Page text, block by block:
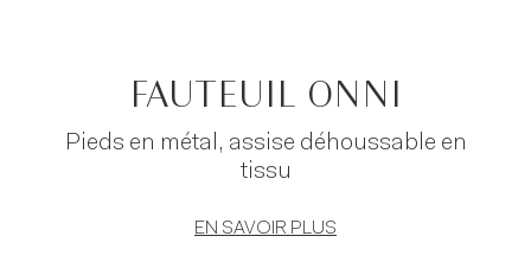
FAUTEUIL ONNI
Pieds en métal, assise déhoussable en
tissu
EN SAVOIR PLUS